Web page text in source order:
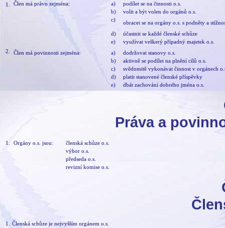
1. Člen má právo zejména: a)
podílet se na činnosti o.s.
b)
volit a být volen do orgánů o.s.
c)
obracet se na orgány o.s. s podněty a
d)
účastnit se každé členské schůze
e)
využívat veškerý případný majetek o.s.
2.
Člen má povinnosti zejména: a)
dodržovat stanovy o.s.
b)
aktivně se podílet na plnění cílů o.s.
c)
svědomitě vykonávat činnost v orgánech
d)
platit stanovené členské příspěvky
e)
dbát zachování dobrého jména o.s.
Práva a
1. Orgány o.s. jsou:
členská schůze o.s.
výbor o.s.
předseda o.s.
revizní komise o.s.
1.
Členská schůze je nejvyšším orgánem o.s.